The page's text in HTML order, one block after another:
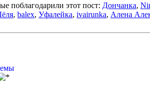
поблагодарили этот пост: Дончанка,
, balex, Уфалейка, ivairunka, Алена